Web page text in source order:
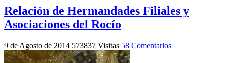
Relación de Hermandades Filiales y
Asociaciones del Rocío
9 de Agosto de 2014 573837 Visitas 58 Comentarios